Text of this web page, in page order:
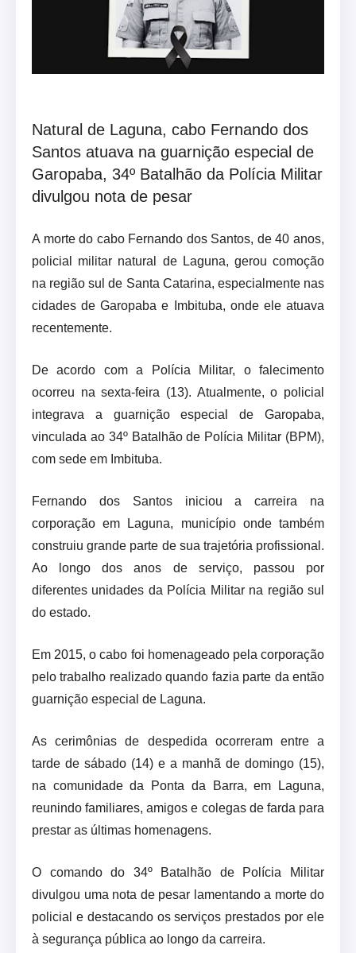
Natural de Laguna, cabo Fernando dos
Santos atuava na guarnição especial de
Garopaba, 34º Batalhão da Polícia Militar
divulgou nota de pesar
A morte do cabo Fernando dos Santos, de 40 anos,
policial militar natural de Laguna, gerou comoção
na região sul de Santa Catarina, especialmente nas
cidades de Garopaba e Imbituba, onde ele atuava
recentemente.
De acordo com a Polícia Militar, o falecimento
ocorreu na sexta-feira (13). Atualmente, o policial
integrava a guarnição especial de Garopaba,
vinculada ao 34º Batalhão de Polícia Militar (BPM),
com sede em Imbituba.
Fernando dos Santos iniciou a carreira na
corporação em Laguna, município onde também
construiu grande parte de sua trajetória profissional.
Ao longo dos anos de serviço, passou por
diferentes unidades da Polícia Militar na região sul
do estado.
Em 2015, o cabo foi homenageado pela corporação
pelo trabalho realizado quando fazia parte da então
guarnição especial de Laguna.
As cerimônias de despedida ocorreram entre a
tarde de sábado (14) e a manhã de domingo (15),
na comunidade da Ponta da Barra, em Laguna,
reunindo familiares, amigos e colegas de farda para
prestar as últimas homenagens.
O comando do 34º Batalhão de Polícia Militar
divulgou uma nota de pesar lamentando a morte do
policial e destacando os serviços prestados por ele
à segurança pública ao longo da carreira.